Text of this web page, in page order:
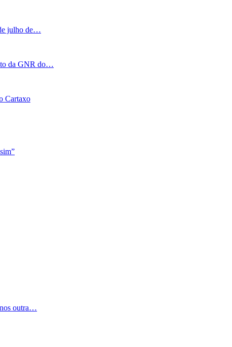
julho de…
da GNR do…
Cartaxo
nos outra…